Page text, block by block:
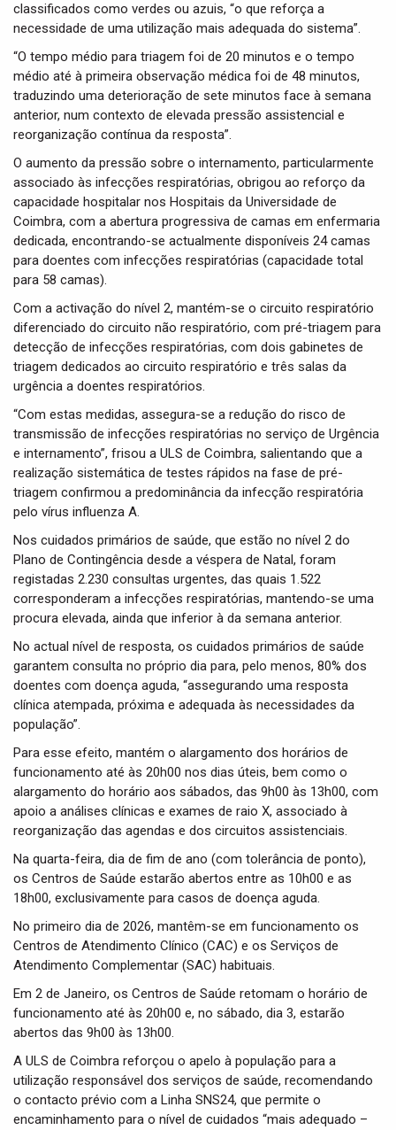
classificados como verdes ou azuis, “o que reforça a
necessidade de uma utilização mais adequada do sistema”.
“O tempo médio para triagem foi de 20 minutos e o tempo
médio até à primeira observação médica foi de 48 minutos,
traduzindo uma deterioração de sete minutos face à semana
anterior, num contexto de elevada pressão assistencial e
reorganização contínua da resposta”.
O aumento da pressão sobre o internamento, particularmente
associado às infecções respiratórias, obrigou ao reforço da
capacidade hospitalar nos Hospitais da Universidade de
Coimbra, com a abertura progressiva de camas em enfermaria
dedicada, encontrando-se actualmente disponíveis 24 camas
para doentes com infecções respiratórias (capacidade total
para 58 camas).
Com a activação do nível 2, mantém-se o circuito respiratório
diferenciado do circuito não respiratório, com pré-triagem para
detecção de infecções respiratórias, com dois gabinetes de
triagem dedicados ao circuito respiratório e três salas da
urgência a doentes respiratórios.
“Com estas medidas, assegura-se a redução do risco de
transmissão de infecções respiratórias no serviço de Urgência
e internamento”, frisou a ULS de Coimbra, salientando que a
realização sistemática de testes rápidos na fase de pré-
triagem confirmou a predominância da infecção respiratória
pelo vírus influenza A.
Nos cuidados primários de saúde, que estão no nível 2 do
Plano de Contingência desde a véspera de Natal, foram
registadas 2.230 consultas urgentes, das quais 1.522
corresponderam a infecções respiratórias, mantendo-se uma
procura elevada, ainda que inferior à da semana anterior.
No actual nível de resposta, os cuidados primários de saúde
garantem consulta no próprio dia para, pelo menos, 80% dos
doentes com doença aguda, “assegurando uma resposta
clínica atempada, próxima e adequada às necessidades da
população”.
Para esse efeito, mantém o alargamento dos horários de
funcionamento até às 20h00 nos dias úteis, bem como o
alargamento do horário aos sábados, das 9h00 às 13h00, com
apoio a análises clínicas e exames de raio X, associado à
reorganização das agendas e dos circuitos assistenciais.
Na quarta-feira, dia de fim de ano (com tolerância de ponto),
os Centros de Saúde estarão abertos entre as 10h00 e as
18h00, exclusivamente para casos de doença aguda.
No primeiro dia de 2026, mantêm-se em funcionamento os
Centros de Atendimento Clínico (CAC) e os Serviços de
Atendimento Complementar (SAC) habituais.
Em 2 de Janeiro, os Centros de Saúde retomam o horário de
funcionamento até às 20h00 e, no sábado, dia 3, estarão
abertos das 9h00 às 13h00.
A ULS de Coimbra reforçou o apelo à população para a
utilização responsável dos serviços de saúde, recomendando
o contacto prévio com a Linha SNS24, que permite o
encaminhamento para o nível de cuidados “mais adequado –